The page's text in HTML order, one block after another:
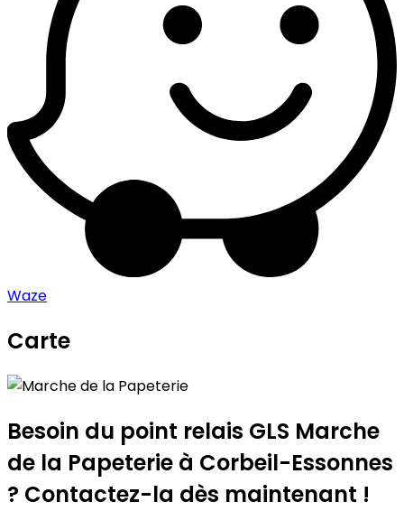
Waze
Carte
Marche de la Papeterie
+
−
Besoin du point relais GLS Marche
de la Papeterie à Corbeil-Essonnes
? Contactez-la dès maintenant !